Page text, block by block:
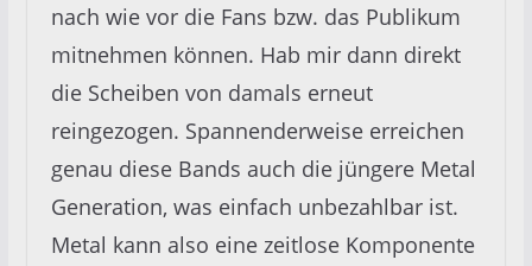
nach wie vor die Fans bzw. das Publikum
mitnehmen können. Hab mir dann direkt
die Scheiben von damals erneut
reingezogen. Spannenderweise erreichen
genau diese Bands auch die jüngere Metal
Generation, was einfach unbezahlbar ist.
Metal kann also eine zeitlose Komponente